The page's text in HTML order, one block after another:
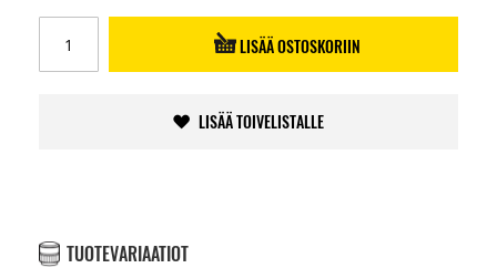
LISÄÄ OSTOSKORIIN
LISÄÄ TOIVELISTALLE
TUOTEVARIAATIOT